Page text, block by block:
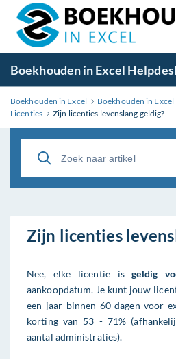
Boekhouden in Excel
Boekhouden in Excel Boekhouden in Excel
Licenties
Zijn licenties levenslang geldig?
Zijn licenties
Nee, elke licentie isgeldig
aankoopdatum. Je kunt jouw
een jaar binnen 60 dagen voor
korting van 53 - 71%
aantal administraties).